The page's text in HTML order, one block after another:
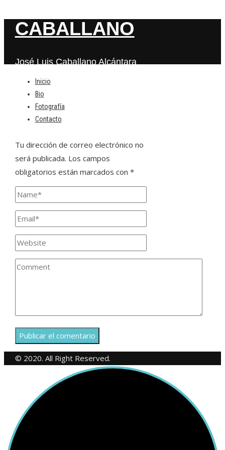
CABALLANO
José Luis Caballano Alcántara
Inicio
Bio
Fotografía
Contacto
Deja una respuesta
Tu dirección de correo electrónico no
será publicada. Los campos
obligatorios están marcados con *
© 2020. All Right Reserved.